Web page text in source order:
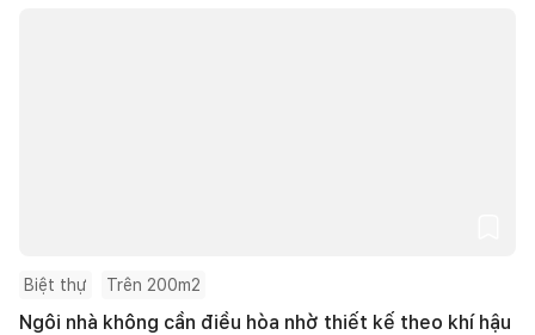
Biệt thự Trên 200m2
Ngôi nhà không cần điều hòa nhờ thiết kế theo khí hậu